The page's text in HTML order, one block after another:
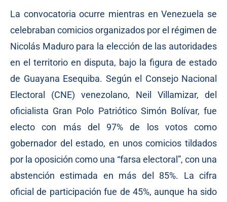
La convocatoria ocurre mientras en Venezuela se
celebraban comicios organizados por el régimen de
Nicolás Maduro para la elección de las autoridades
en el territorio en disputa, bajo la figura de estado
de Guayana Esequiba. Según el Consejo Nacional
Electoral (CNE) venezolano, Neil Villamizar, del
oficialista Gran Polo Patriótico Simón Bolívar, fue
electo con más del 97% de los votos como
gobernador del estado, en unos comicios tildados
por la oposición como una “farsa electoral”, con una
abstención estimada en más del 85%. La cifra
oficial de participación fue de 45%, aunque ha sido